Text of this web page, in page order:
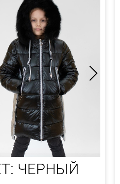
ДУТЫЙ
ЗИМА
ОСЕНЬ-
ЧЕРНЫЙ